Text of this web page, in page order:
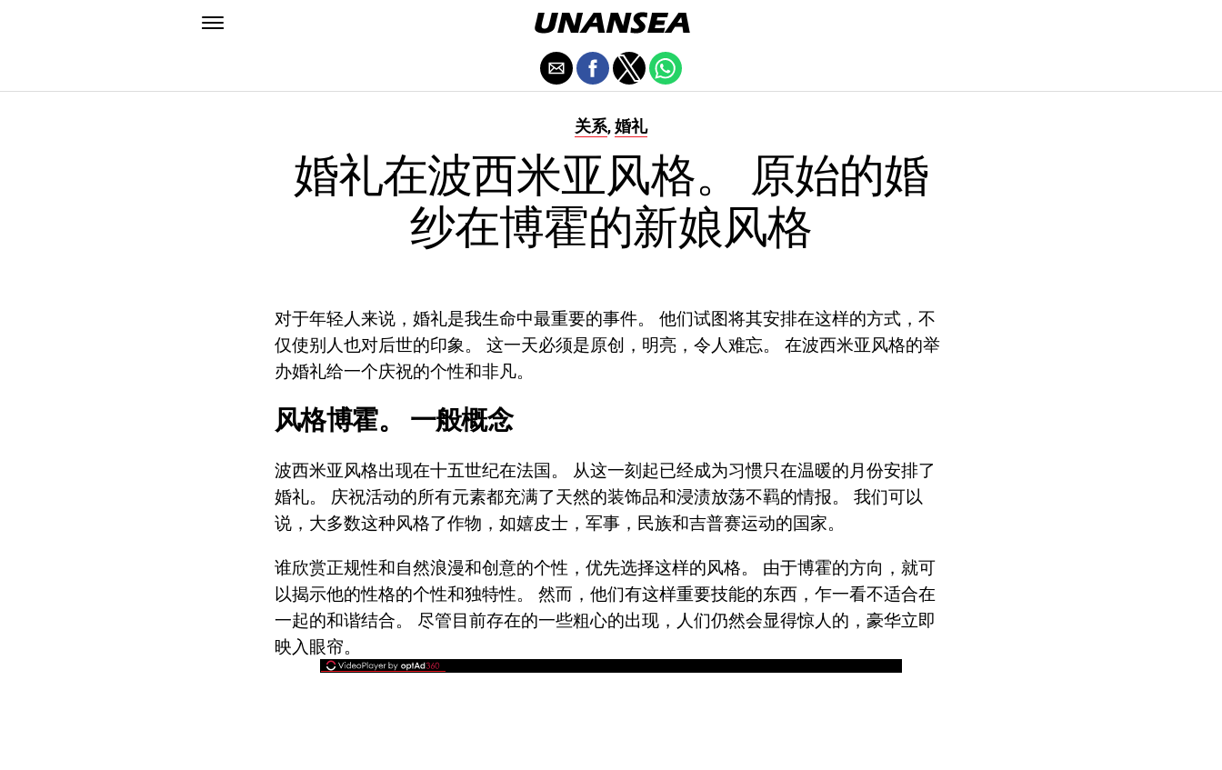
关系, 婚礼
婚礼在波西米亚风格。 原始的婚
纱在博霍的新娘风格
对于年轻人来说，婚礼是我生命中最重要的事件。 他们试图将其安排在这样的方式，不
仅使别人也对后世的印象。 这一天必须是原创，明亮，令人难忘。 在波西米亚风格的举
办婚礼给一个庆祝的个性和非凡。
风格博霍。 一般概念
波西米亚风格出现在十五世纪在法国。 从这一刻起已经成为习惯只在温暖的月份安排了
婚礼。 庆祝活动的所有元素都充满了天然的装饰品和浸渍放荡不羁的情报。 我们可以
说，大多数这种风格了作物，如嬉皮士，军事，民族和吉普赛运动的国家。
谁欣赏正规性和自然浪漫和创意的个性，优先选择这样的风格。 由于博霍的方向，就可
以揭示他的性格的个性和独特性。 然而，他们有这样重要技能的东西，乍一看不适合在
一起的和谐结合。 尽管目前存在的一些粗心的出现，人们仍然会显得惊人的，豪华立即
映入眼帘。